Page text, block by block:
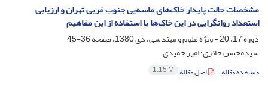
مشخصات حالت پایدار خاک‌های ماسه‌یی جنوب غربی تهران و ارزیابی
استعداد روانگرایی در این خاک‌ها با استفاده از این مفاهیم
دوره 17، 20 - ویژه علوم و مهندسی، دی 1380، صفحه
36-45
سیدمحسن حائری؛ امیر حمیدی
مشاهده مقاله اصل مقاله 1.15 M